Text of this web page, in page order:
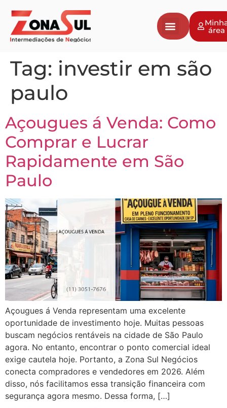
área
Tag: investir em são
paulo
Açougues á Venda: Como
Comprar e Lucrar
Rapidamente em São
Paulo
Açougues á Venda representam uma excelente
oportunidade de investimento hoje. Muitas pessoas
buscam negócios rentáveis na cidade de São Paulo
agora. No entanto, encontrar o ponto comercial ideal
exige cautela hoje. Portanto, a Zona Sul Negócios
conecta compradores e vendedores em 2026. Além
disso, nós facilitamos essa transição financeira com
segurança agora mesmo. Dessa forma, […]